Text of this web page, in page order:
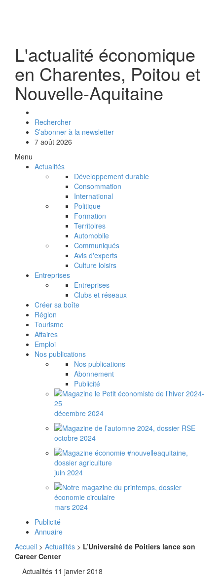
L'actualité économique
en Charentes, Poitou et
Nouvelle-Aquitaine
Rechercher
S’abonner à la newsletter
7 août 2026
Menu
Actualités
Développement durable
Consommation
International
Politique
Formation
Territoires
Automobile
Communiqués
Avis d'experts
Culture loisirs
Entreprises
Entreprises
Clubs et réseaux
Créer sa boîte
Région
Tourisme
Affaires
Emploi
Nos publications
Nos publications
Abonnement
Publicité
décembre 2024
octobre 2024
juin 2024
mars 2024
Publicité
Annuaire
Accueil > Actualités > L’Université de Poitiers lance son
Career Center
Actualités 11 janvier 2018